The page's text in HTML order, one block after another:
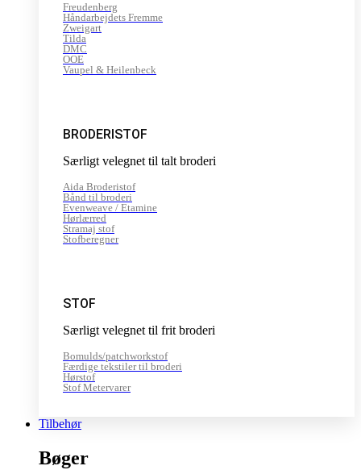
Freudenberg
Håndarbejdets Fremme
Zweigart
Tilda
DMC
OOE
Vaupel & Heilenbeck
BRODERISTOF
Særligt velegnet til talt broderi
Aida Broderistof
Bånd til broderi
Evenweave / Etamine
Hørlærred
Stramaj stof
Stofberegner
STOF
Særligt velegnet til frit broderi
Bomulds/patchworkstof
Færdige tekstiler til broderi
Hørstof
Stof Metervarer
Tilbehør
Bøger